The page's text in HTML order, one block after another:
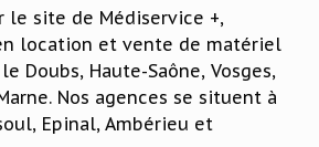
le site de Médiservice +,
location et vente de matériel
Doubs, Haute-Saône, Vosges,
Nos agences se situent à
Epinal, Ambérieu et